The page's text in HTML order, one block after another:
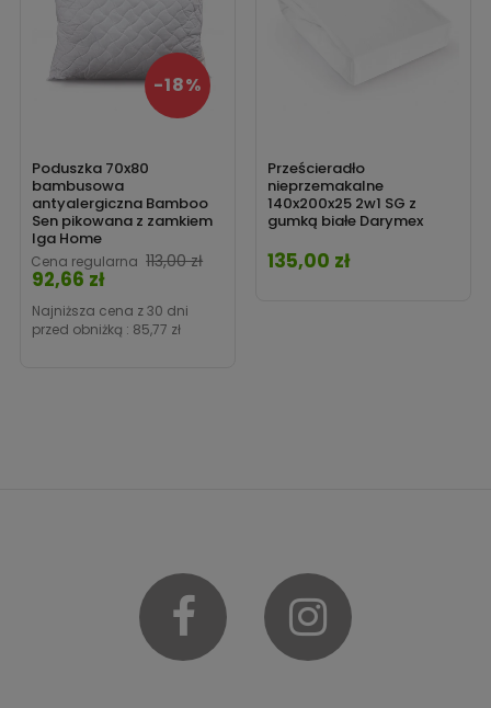
Poduszka 70x80
bambusowa
antyalergiczna Bamboo
Sen pikowana z zamkiem
Iga Home
Cena regularna 113,00 zł
-18%
92,66 zł
Najniższa cena z 30 dni
przed obniżką : 85,77 zł
Prześcieradło
nieprzemakalne
140x200x25 2w1 SG z
gumką białe Darymex
Cena
135,00 zł
Facebook